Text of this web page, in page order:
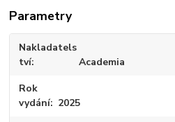
Parametry
Nakladatels
tví
Academia
Rok
vydání
2025